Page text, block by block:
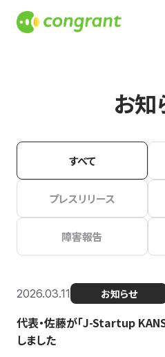
お知
すべて
プレスリリース
障害報告
2026.03.11 お知らせ
代表・佐藤が「J-Startup
しました